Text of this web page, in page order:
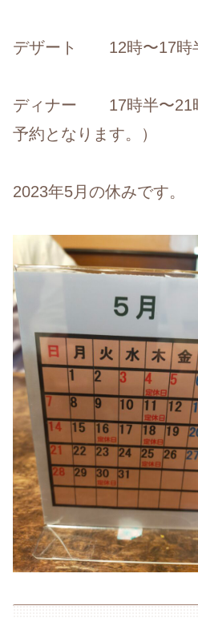
デザート 12時〜17時
ディナー 17時半〜21
予約となります。）
2023年5月の休みです。